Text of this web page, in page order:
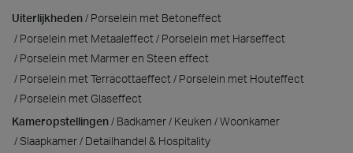
Uiterlijkheden
Porselein met Betoneffect
Porselein met Metaaleffect
Porselein met Harseffect
Porselein met Marmer en Steen effect
Porselein met Terracottaeffect
Porselein met Houteffect
Porselein met Glaseffect
Kameropstellingen
Badkamer Keuken
Woonkamer
Slaapkamer
Detailhandel & Hospitality